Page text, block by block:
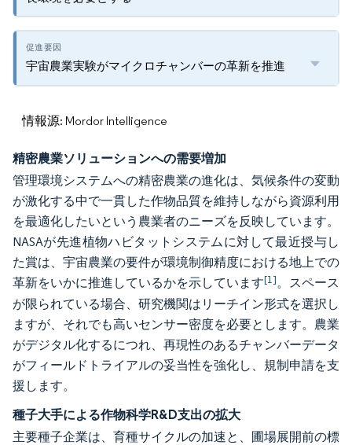
宇宙農業実験がマイクロチャンバーの革新を推進
情報源: Mordor Intelligence
精密農業ソリューションへの需要増加
管理環境システムへの精密農業の進化は、気候条件の変動
が激化する中で一貫した作物品質を維持しながら資源利用
を最適化したいという農業者のニーズを反映しています。
NASAが先進植物ハビタットシステムに対して最近授与し
た賞は、宇宙農業の要件が環境制御精度における地上での
革新をいかに推進しているかを示しています[1]。スペース
が限られている場合、研究機関はリーチイン形式を選択し
ますが、それでも高いセンサー密度を必要とします。農業
がデジタル化するにつれ、再現性のあるチャンバーデータ
がフィールドトライアルの妥当性を強化し、規制申請を支
援します。
種子大手による作物科学R&D支出の拡大
主要種子企業は、育種サイクルの加速と、圃場展開前の標